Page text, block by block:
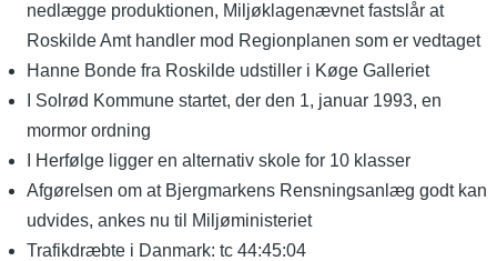
nedlægge produktionen, Miljøklagenævnet fastslår at
Roskilde Amt handler mod Regionplanen som er vedtaget
Hanne Bonde fra Roskilde udstiller i Køge Galleriet
I Solrød Kommune startet, der den 1, januar 1993, en
mormor ordning
I Herfølge ligger en alternativ skole for 10 klasser
Afgørelsen om at Bjergmarkens Rensningsanlæg godt kan
udvides, ankes nu til Miljøministeriet
Trafikdræbte i Danmark: tc 44:45:04